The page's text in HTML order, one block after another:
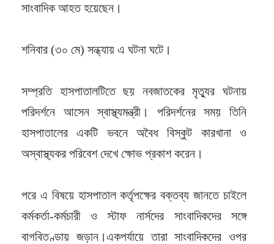
সাংবাদিক আহত হয়েছেন।
শনিবার (৩০ মে) সন্ধ্যায় এ ঘটনা ঘটে।
সম্প্রতি হাসপাতালটিতে ছয় নবজাতকের মৃত্যুর ঘটনায়
পরিদর্শনে আসেন স্বাস্থ্যমন্ত্রী। পরিদর্শনের সময় তিনি
হাসপাতালের একটি ভবনে অবৈধ বিস্কুট কারখানা ও
অস্বাস্থ্যকর পরিবেশ দেখে ক্ষোভ প্রকাশ করেন।
পরে এ বিষয়ে হাসপাতাল কর্তৃপক্ষের বক্তব্য জানতে চাইলে
কর্মকর্তা-কর্মচারী ও স্টাফ নার্সদের সাংবাদিকদের সঙ্গে
বাগবিতণ্ডায় জড়ান।একপর্যায়ে তারা সাংবাদিকদের ওপর